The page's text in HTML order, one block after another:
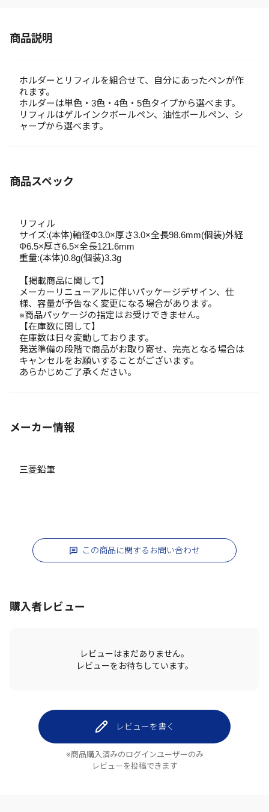
商品説明
ホルダーとリフィルを組合せて、自分にあったペンが作
れます。
ホルダーは単色・3色・4色・5色タイプから選べます。
リフィルはゲルインクボールペン、油性ボールペン、シ
ャープから選べます。
商品スペック
リフィル
サイズ:(本体)軸径Φ3.0×厚さ3.0×全長98.6mm(個装)外経
Φ6.5×厚さ6.5×全長121.6mm
重量:(本体)0.8g(個装)3.3g
【掲載商品に関して】
メーカーリニューアルに伴いパッケージデザイン、仕
様、容量が予告なく変更になる場合があります。
※商品パッケージの指定はお受けできません。
【在庫数に関して】
在庫数は日々変動しております。
発送準備の段階で商品がお取り寄せ、完売となる場合は
キャンセルをお願いすることがございます。
あらかじめご了承ください。
メーカー情報
三菱鉛筆
この商品に関するお問い合わせ
購入者レビュー
レビューはまだありません。
レビューをお待ちしています。
レビューを書く
※商品購入済みのログインユーザーのみ
レビューを投稿できます